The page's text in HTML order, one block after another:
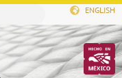
ENGLISH